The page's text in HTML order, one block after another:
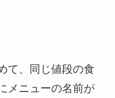
て、同じ値段の食
メニューの名前が